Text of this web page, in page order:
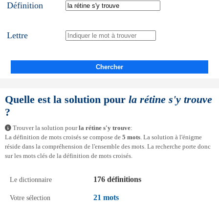
Définition
Lettre
Chercher
Quelle est la solution pour la rétine s'y trouve
?
Trouver la solution pourla rétine s'y trouve:
La définition de mots croisés se compose de 5 mots. La solution à l'énigme
réside dans la compréhension de l'ensemble des mots. La recherche porte donc
sur les mots clés de la définition de mots croisés.
Le dictionnaire 176 définitions
Votre sélection 21 mots